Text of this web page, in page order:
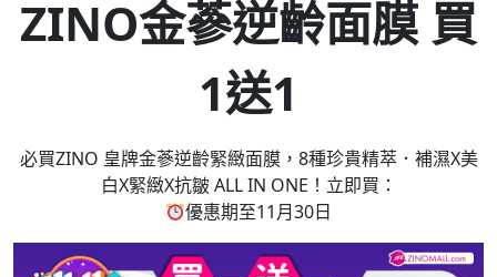
ZINO金蔘逆齡面膜 買
1送1
必買ZINO 皇牌金蔘逆齡緊緻面膜，8種珍貴精萃．補濕X美
白X緊緻X抗皺 ALL IN ONE！立即買：
優惠期至11月30日